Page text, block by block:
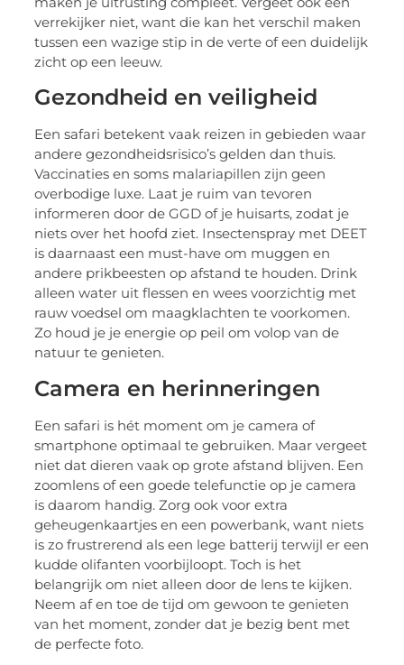
verrekijker niet, want die kan het verschil maken
tussen een wazige stip in de verte of een duidelijk
zicht op een leeuw.
Gezondheid en veiligheid
Een safari betekent vaak reizen in gebieden waar
andere gezondheidsrisico’s gelden dan thuis.
Vaccinaties en soms malariapillen zijn geen
overbodige luxe. Laat je ruim van tevoren
informeren door de GGD of je huisarts, zodat je
niets over het hoofd ziet. Insectenspray met DEET
is daarnaast een must-have om muggen en
andere prikbeesten op afstand te houden. Drink
alleen water uit flessen en wees voorzichtig met
rauw voedsel om maagklachten te voorkomen.
Zo houd je je energie op peil om volop van de
natuur te genieten.
Camera en herinneringen
Een safari is hét moment om je camera of
smartphone optimaal te gebruiken. Maar vergeet
niet dat dieren vaak op grote afstand blijven. Een
zoomlens of een goede telefunctie op je camera
is daarom handig. Zorg ook voor extra
geheugenkaartjes en een powerbank, want niets
is zo frustrerend als een lege batterij terwijl er een
kudde olifanten voorbijloopt. Toch is het
belangrijk om niet alleen door de lens te kijken.
Neem af en toe de tijd om gewoon te genieten
van het moment, zonder dat je bezig bent met
de perfecte foto.